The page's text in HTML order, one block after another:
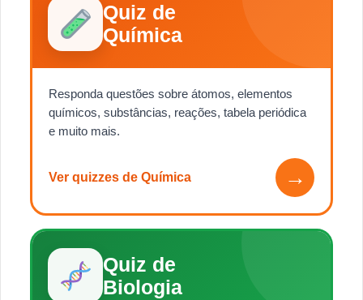
Quiz de
Química
Responda questões sobre átomos, elementos
químicos, substâncias, reações, tabela periódica
e muito mais.
Ver quizzes de Química →
Quiz de
Biologia